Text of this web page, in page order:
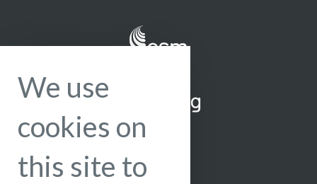
We use
cookies on
this site to